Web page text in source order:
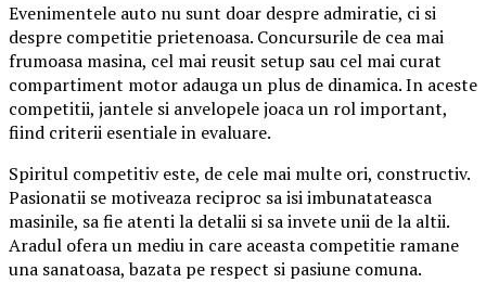
Evenimentele auto nu sunt doar despre admiratie, ci si
despre competitie prietenoasa. Concursurile de cea mai
frumoasa masina, cel mai reusit setup sau cel mai curat
compartiment motor adauga un plus de dinamica. In aceste
competitii, jantele si anvelopele joaca un rol important,
fiind criterii esentiale in evaluare.
Spiritul competitiv este, de cele mai multe ori, constructiv.
Pasionatii se motiveaza reciproc sa isi imbunatateasca
masinile, sa fie atenti la detalii si sa invete unii de la altii.
Aradul ofera un mediu in care aceasta competitie ramane
una sanatoasa, bazata pe respect si pasiune comuna.